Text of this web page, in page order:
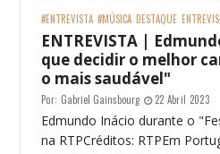
#ENTREVISTA #MÚSICA DESTAQUE
ENTREVISTA |
que decidir o melhor
o mais saudável"
Por: Gabriel Gainsbourg 22 Abril 2023
Edmundo Inácio durante o
na RTPCréditos: RTPEm